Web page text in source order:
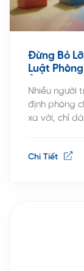
Đừng Bỏ
Luật
Nhiều người
định phòng
xa vời, chỉ
quan điểm
Chi Tiết